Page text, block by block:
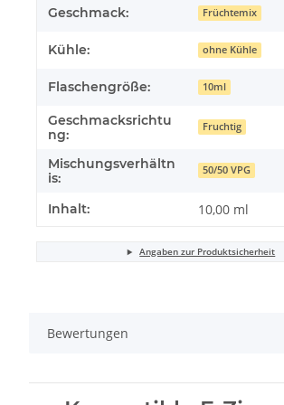
Geschmack: Früchtemix
Kühle: ohne Kühle
Flaschengröße: 10ml
Geschmacksrichtu
ng:
Fruchtig
Mischungsverhältn
is:
50/50 VPG
Inhalt: 10,00 ml
Angaben zur Produktsicherheit
Bewertungen